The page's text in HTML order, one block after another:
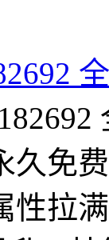
久免
性拉